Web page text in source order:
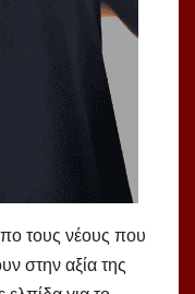
τους νέους που
στην αξία της